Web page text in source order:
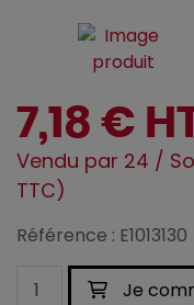
7,18 €
Vendu par 24 /
TTC)
Référence : E1013130
Je